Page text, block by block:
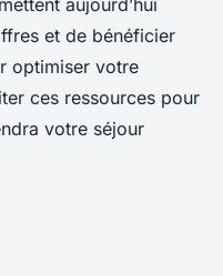
aujourd’hui
et de bénéficier
optimiser votre
ces ressources pour
votre séjour